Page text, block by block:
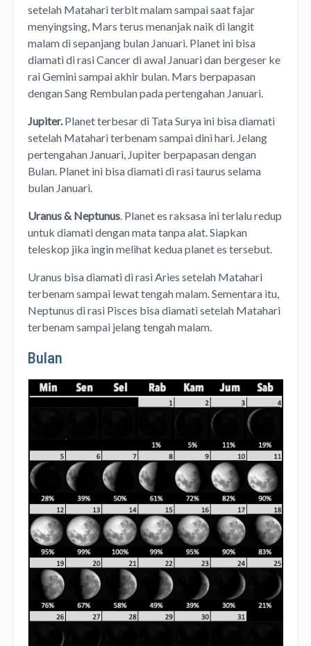
setelah Matahari terbit malam sampai saat fajar
menyingsing, Mars terus menanjak naik di langit
malam di sepanjang bulan Januari. Planet ini bisa
diamati di rasi Cancer di awal Januari dan bergeser ke
rai Gemini sampai akhir bulan. Mars berpapasan
dengan Sang Rembulan pada pertengahan Januari.
Jupiter. Planet terbesar di Tata Surya ini bisa diamati
setelah Matahari terbenam sampai dini hari. Jelang
pertengahan Januari, Jupiter berpapasan dengan
Bulan. Planet ini bisa diamati di rasi taurus selama
bulan Januari.
Uranus & Neptunus . Planet es raksasa ini terlalu redup
untuk diamati dengan mata tanpa alat. Siapkan
teleskop jika ingin melihat kedua planet es tersebut.
Uranus bisa diamati di rasi Aries setelah Matahari
terbenam sampai lewat tengah malam. Sementara itu,
Neptunus di rasi Pisces bisa diamati setelah Matahari
terbenam sampai jelang tengah malam.
Bulan